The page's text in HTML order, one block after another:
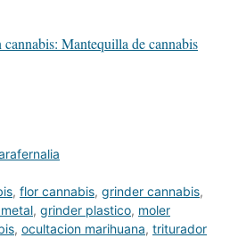
cannabis: Mantequilla de cannabis
, flor cannabis, grinder cannabis,
, grinder plastico, moler
, ocultacion marihuana, triturador